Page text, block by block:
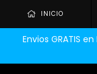
INICIO
Envios GRATIS